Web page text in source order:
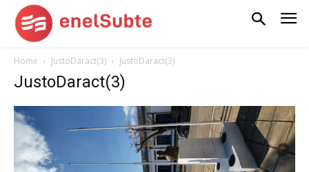
Home JustoDaract(3) JustoDaract(3)
JustoDaract(3)